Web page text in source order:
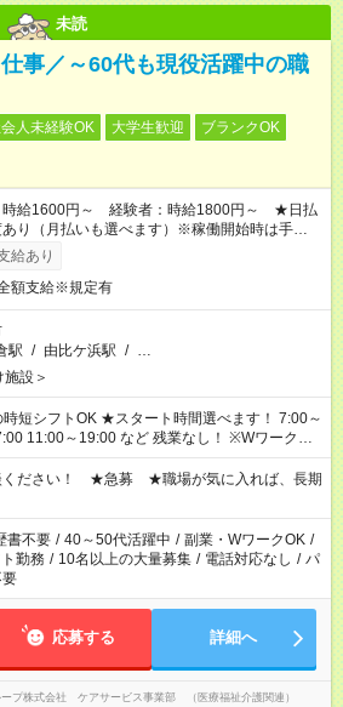
未読
事／～60代も現役活躍中の職
人未経験OK 大学生歓迎
ブランクOK
時給1600円～ 経験者：時給1800円～ ★日払
り（月払いも選べます）※稼働開始時は手続き
いとなります。
給あり
額支給※規定有
駅 / 由比ケ浜駅 / …
施設＞
タート時間選べます！ 7:00～
～19:00 など 残業なし！ ※Wワークの
と合わせ週40時間超の就業はご案内できませ
、週20時間以上勤務は社会保険への加入対象
者派遣法（日雇い派遣の原則禁止）により、
就業はご案内が難しい場合があります
ください！ ★急募 ★職場が気に入れば、長期
書不要 / 40～50代活躍中 / 副業・WワークOK /
勤務 / 10名以上の大量募集 / 電話対応なし / パ
要
応募する 詳細へ
ープ株式会社 ケアサービス事業部 （医療福祉介護関連）